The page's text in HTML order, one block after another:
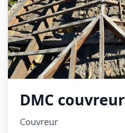
DMC couvreur
Couvreur